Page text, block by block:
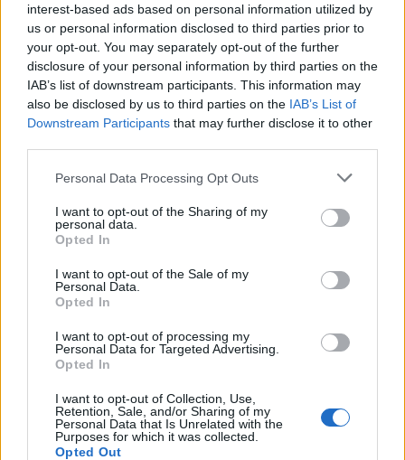
interest-based ads based on personal information utilized by
us or personal information disclosed to third parties prior to
your opt-out. You may separately opt-out of the further
disclosure of your personal information by third parties on the
IAB’s list of downstream participants. This information may
also be disclosed by us to third parties on the IAB’s List of
Downstream Participants that may further disclose it to other
Personal Data Processing Opt Outs
I want to opt-out of the Sharing of my
personal data.
Opted In
I want to opt-out of the Sale of my
Personal Data.
Opted In
I want to opt-out of processing my
Personal Data for Targeted Advertising.
Opted In
I want to opt-out of Collection, Use,
Retention, Sale, and/or Sharing of my
Personal Data that Is Unrelated with the
Purposes for which it was collected.
Opted Out
In evidenza